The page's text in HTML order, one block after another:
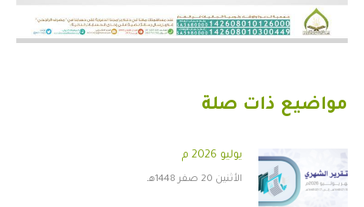
مواضيع ذات صلة
يوليو 2026 م
الأثنين 20 صفر 1448هـ